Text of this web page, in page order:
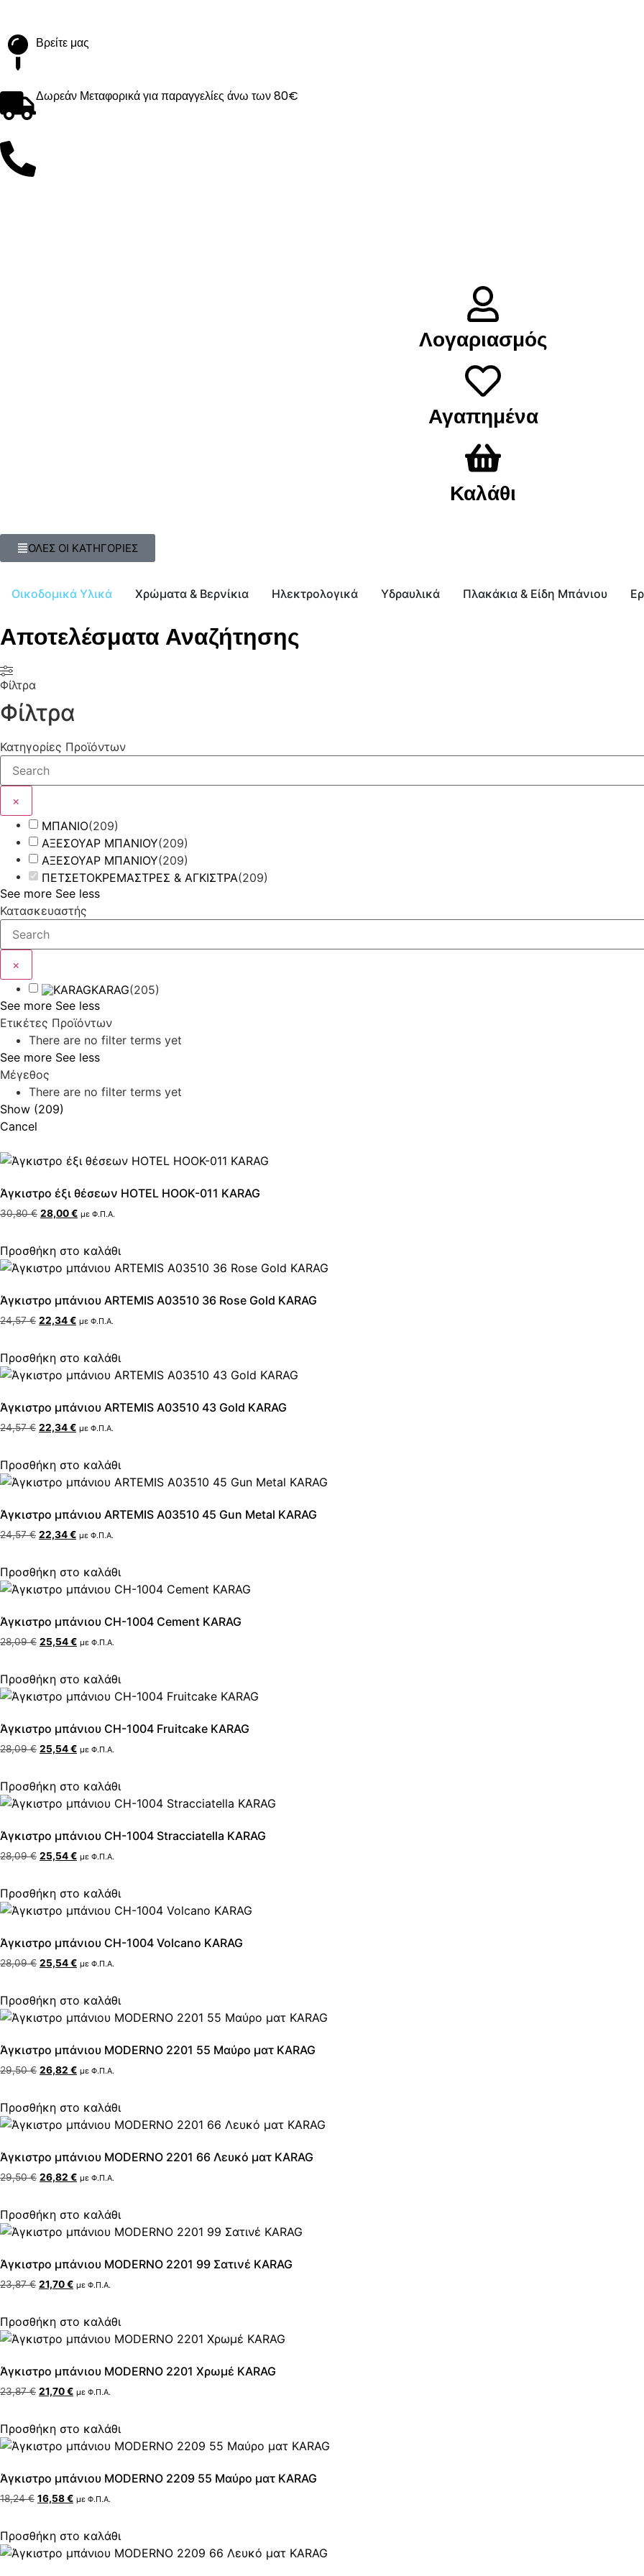
Βρείτε μας
Δωρεάν Μεταφορικά για παραγγελίες άνω των 80€
Λογαριασμός
Αγαπημένα
Καλάθι
ΟΛΕΣ ΟΙ ΚΑΤΗΓΟΡΙΕΣ
Οικοδομικά Υλικά Χρώματα & Βερνίκια Ηλεκτρολογικά Υδραυλικά Πλακάκια & Είδη Μπάνιου
Αποτελέσματα Αναζήτησης
Φίλτρα
Φίλτρα
Κατηγορίες Προϊόντων
×
ΜΠΑΝΙΟ(209)
ΑΞΕΣΟΥΑΡ ΜΠΑΝΙΟΥ(209)
ΑΞΕΣΟΥΑΡ ΜΠΑΝΙΟΥ(209)
ΠΕΤΣΕΤΟΚΡΕΜΑΣΤΡΕΣ & ΑΓΚΙΣΤΡΑ(209)
See more See less
Κατασκευαστής
×
KARAG(205)
See more See less
Ετικέτες Προϊόντων
There are no filter terms yet
See more See less
Μέγεθος
There are no filter terms yet
Show (209)
Cancel
Άγκιστρο έξι θέσεων HOTEL HOOK-011 KARAG
30,80€ 28,00€ με Φ.Π.Α.
Προσθήκη στο καλάθι
Άγκιστρο μπάνιου ARTEMIS A03510 36 Rose Gold KARAG
24,57€ 22,34€ με Φ.Π.Α.
Προσθήκη στο καλάθι
Άγκιστρο μπάνιου ARTEMIS A03510 43 Gold KARAG
24,57€ 22,34€ με Φ.Π.Α.
Προσθήκη στο καλάθι
Άγκιστρο μπάνιου ARTEMIS A03510 45 Gun Metal KARAG
24,57€ 22,34€ με Φ.Π.Α.
Προσθήκη στο καλάθι
Άγκιστρο μπάνιου CH-1004 Cement KARAG
28,09€ 25,54€ με Φ.Π.Α.
Προσθήκη στο καλάθι
Άγκιστρο μπάνιου CH-1004 Fruitcake KARAG
28,09€ 25,54€ με Φ.Π.Α.
Προσθήκη στο καλάθι
Άγκιστρο μπάνιου CH-1004 Stracciatella KARAG
28,09€ 25,54€ με Φ.Π.Α.
Προσθήκη στο καλάθι
Άγκιστρο μπάνιου CH-1004 Volcano KARAG
28,09€ 25,54€ με Φ.Π.Α.
Προσθήκη στο καλάθι
Άγκιστρο μπάνιου MODERNO 2201 55 Μαύρο ματ KARAG
29,50€ 26,82 € με Φ.Π.Α.
Προσθήκη στο καλάθι
Άγκιστρο μπάνιου MODERNO 2201 66 Λευκό ματ KARAG
29,50€ 26,82 € με Φ.Π.Α.
Προσθήκη στο καλάθι
Άγκιστρο μπάνιου MODERNO 2201 99 Σατινέ KARAG
23,87€ 21,70€ με Φ.Π.Α.
Προσθήκη στο καλάθι
Άγκιστρο μπάνιου MODERNO 2201 Χρωμέ KARAG
23,87€ 21,70€ με Φ.Π.Α.
Προσθήκη στο καλάθι
Άγκιστρο μπάνιου MODERNO 2209 55 Μαύρο ματ KARAG
18,24€ 16,58€ με Φ.Π.Α.
Προσθήκη στο καλάθι